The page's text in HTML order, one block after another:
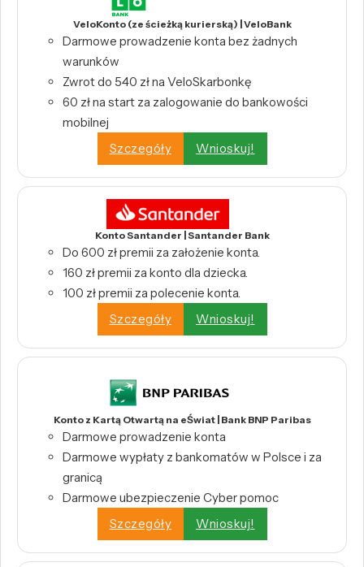
VeloKonto (ze ścieżką kurierską) | VeloBank
Darmowe prowadzenie konta bez żadnych
warunków
Zwrot do 540 zł na VeloSkarbonkę
60 zł na start za zalogowanie do bankowości
mobilnej
Szczegóły
Wnioskuj!
Konto Santander | Santander Bank
Do 600 zł premii za założenie konta.
160 zł premii za konto dla dziecka.
100 zł premii za polecenie konta.
Szczegóły
Wnioskuj!
Konto z Kartą Otwartą na eŚwiat | Bank BNP Paribas
Darmowe prowadzenie konta
Darmowe wypłaty z bankomatów w Polsce i za
granicą
Darmowe ubezpieczenie Cyber pomoc
Szczegóły
Wnioskuj!